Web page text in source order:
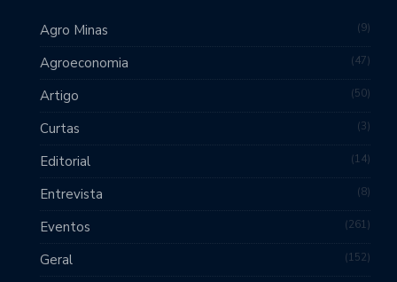
Agro Minas 9
Agroeconomia 47
Artigo 50
Curtas 3
Editorial 14
Entrevista 8
Eventos 261
Geral 152